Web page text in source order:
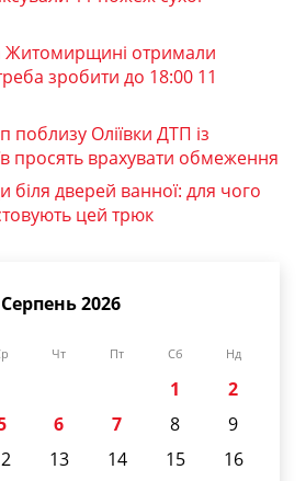
Житомирщині отримали
зробити до 18:00 11
поблизу Оліївки ДТП із
просять врахувати обмеження
біля дверей ванної: для чого
цей трюк
Серпень 2026
Чт Пт Сб Нд
1
2
6 7 8
9
13 14 15
16